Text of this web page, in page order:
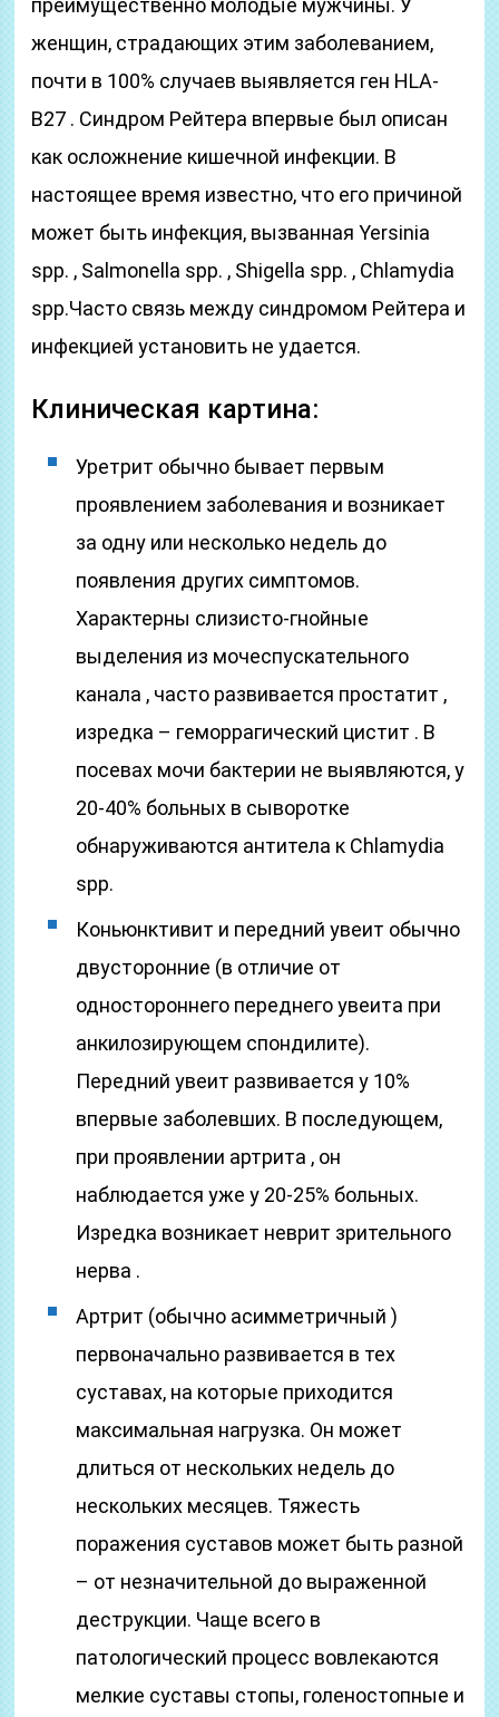
преимущественно молодые мужчины. У
женщин, страдающих этим заболеванием,
почти в 100% случаев выявляется ген HLA-
B27 . Синдром Рейтера впервые был описан
как осложнение кишечной инфекции. В
настоящее время известно, что его причиной
может быть инфекция, вызванная Yersinia
spp. , Salmonella spp. , Shigella spp. , Chlamydia
spp.Часто связь между синдромом Рейтера и
инфекцией установить не удается.
Клиническая картина:
Уретрит обычно бывает первым
проявлением заболевания и возникает
за одну или несколько недель до
появления других симптомов.
Характерны слизисто-гнойные
выделения из мочеспускательного
канала , часто развивается простатит ,
изредка – геморрагический цистит . В
посевах мочи бактерии не выявляются, у
20-40% больных в сыворотке
обнаруживаются антитела к Chlamydia
spp.
Коньюнктивит и передний увеит обычно
двусторонние (в отличие от
одностороннего переднего увеита при
анкилозирующем спондилите).
Передний увеит развивается у 10%
впервые заболевших. В последующем,
при проявлении артрита , он
наблюдается уже у 20-25% больных.
Изредка возникает неврит зрительного
нерва .
Артрит (обычно асимметричный )
первоначально развивается в тех
суставах, на которые приходится
максимальная нагрузка. Он может
длиться от нескольких недель до
нескольких месяцев. Тяжесть
поражения суставов может быть разной
– от незначительной до выраженной
деструкции. Чаще всего в
патологический процесс вовлекаются
мелкие суставы стопы, голеностопные и